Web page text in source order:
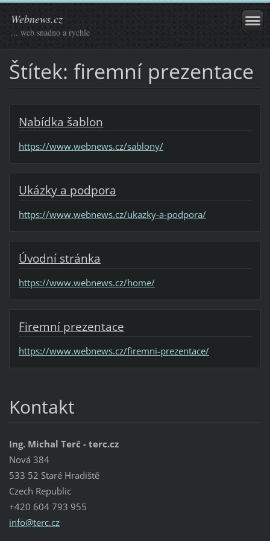
Webnews.cz
... web snadno a rychle
Štítek: firemní prezentace
Nabídka šablon
https://www.webnews.cz/sablony/
Ukázky a podpora
https://www.webnews.cz/ukazky-a-podpora/
Úvodní stránka
https://www.webnews.cz/home/
Firemní prezentace
https://www.webnews.cz/firemni-prezentace/
Kontakt
Ing. Michal Terč - terc.cz
Nová 384
533 52 Staré Hradiště
Czech Republic
+420 604 793 955
info@terc.cz